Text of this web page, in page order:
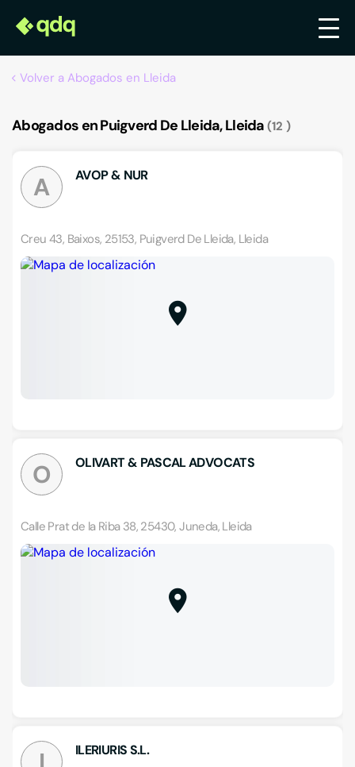
Volver a Abogados en Lleida
Abogados en Puigverd De Lleida, Lleida 12
A AVOP & NUR
Creu 43, Baixos, 25153, Puigverd De Lleida, Lleida
O OLIVART & PASCAL ADVOCATS
Calle Prat de la Riba 38, 25430, Juneda, Lleida
ILERIURIS S.L.